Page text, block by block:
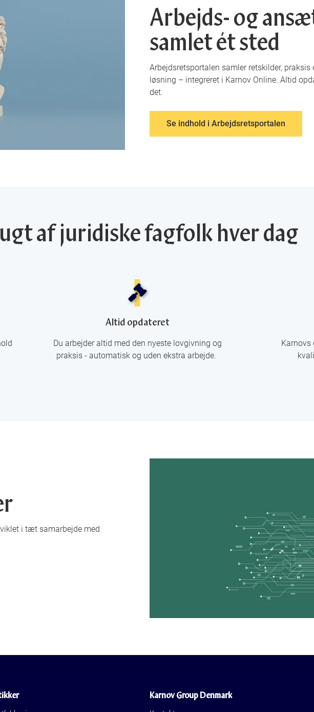
Arbejds- og
samlet ét sted
Arbejdsretsportalen samler retskilder,
løsning – integreret i Karnov Online. Altid
det.
Se indhold i Arbejdsretsportalen
af juridiske fagfolk hver dag
Altid opdateret
Du arbejder altid med den nyeste lovgivning og
praksis - automatisk og uden ekstra arbejde.
Karnovs
i tæt samarbejde med
Karnov Group Denmark